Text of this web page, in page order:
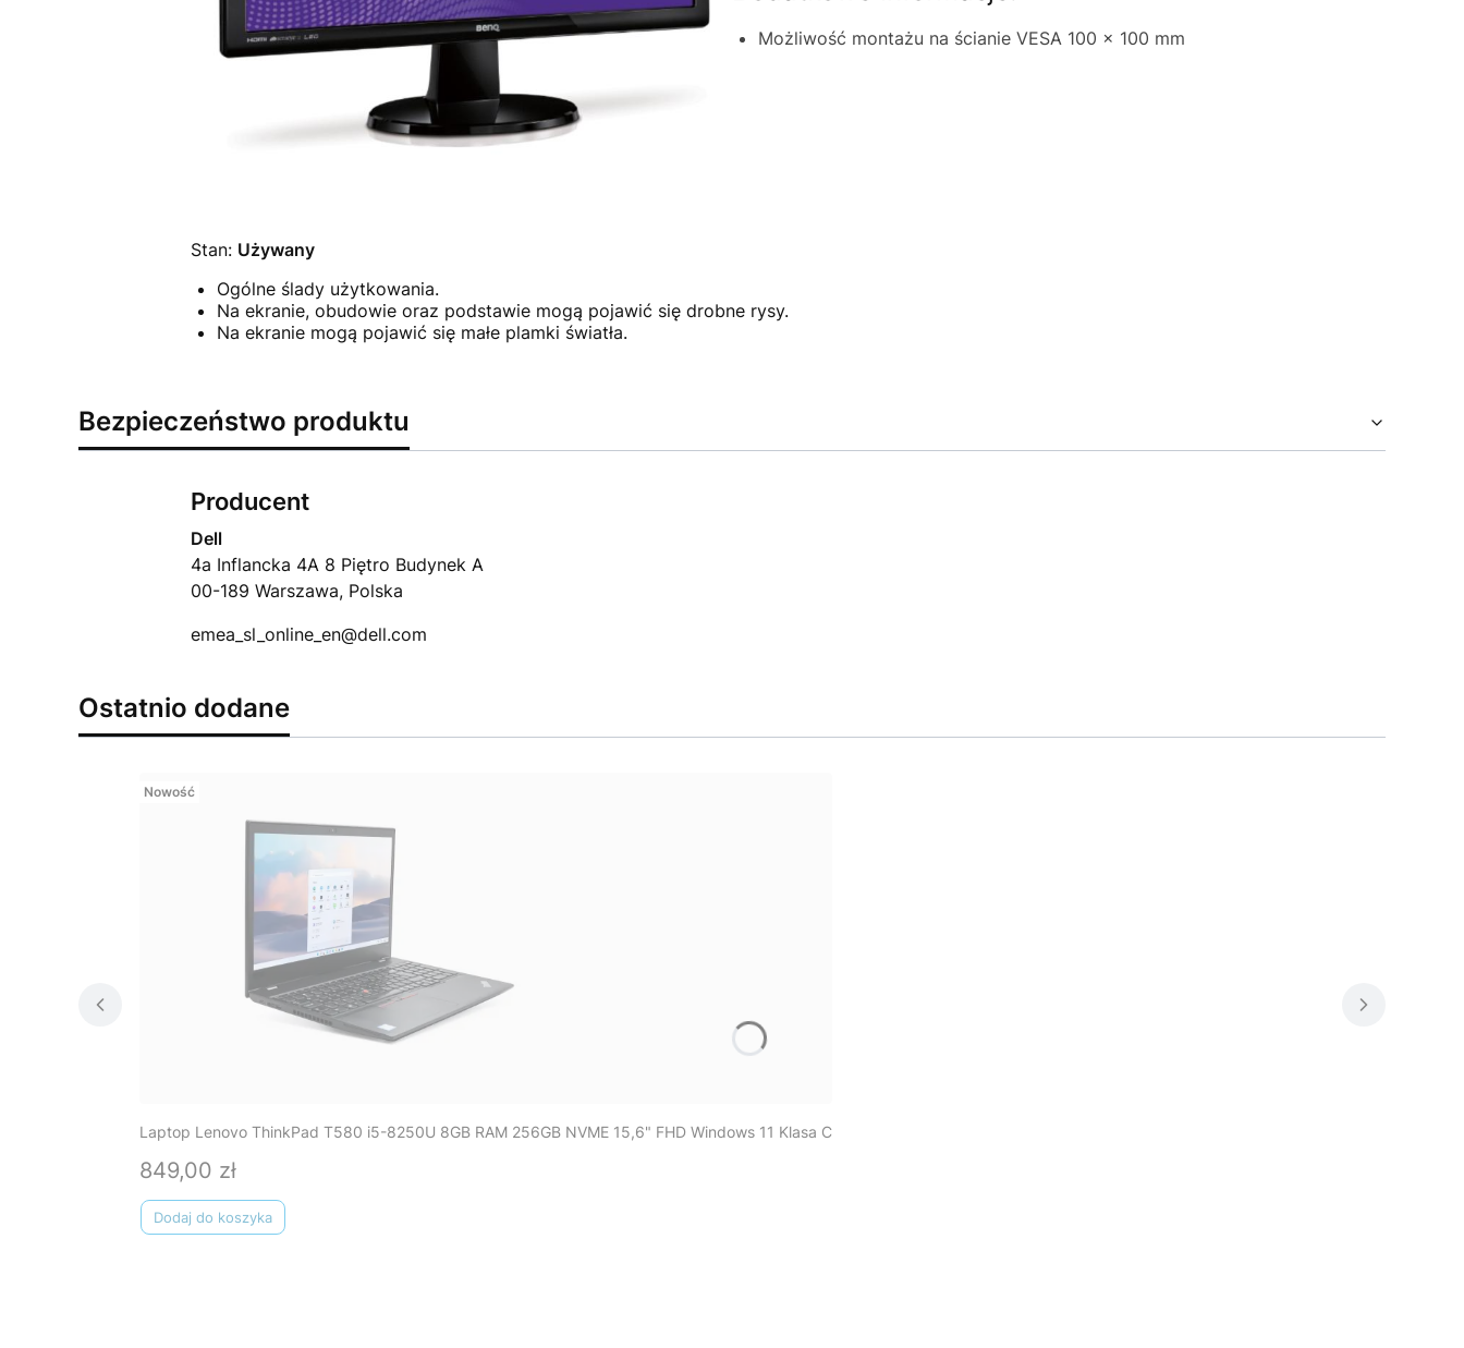
Możliwość montażu na ścianie VESA 100 x 100 mm
Stan: Używany
Ogólne ślady użytkowania.
Na ekranie, obudowie oraz podstawie mogą pojawić się drobne rysy.
Na ekranie mogą pojawić się małe plamki światła.
Bezpieczeństwo produktu
Producent
Dell
4a Inflancka 4A 8 Piętro Budynek A
00-189 Warszawa, Polska
emea_sl_online_en@dell.com
Ostatnio dodane
Nowość
Laptop Lenovo ThinkPad T580 i5-8250U 8GB RAM 256GB NVME 15,6" FHD Windows 11 Klasa C
Cena
849,00 zł
Dodaj do koszyka